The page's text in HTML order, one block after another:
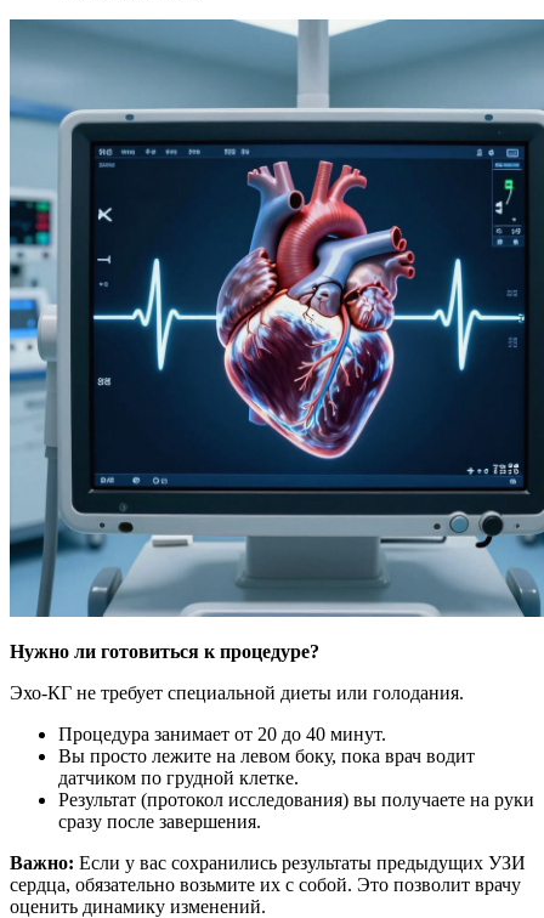
Нужно ли готовиться к процедуре?
Эхо-КГ не требует специальной диеты или голодания.
Процедура занимает от 20 до 40 минут.
Вы просто лежите на левом боку, пока врач водит
датчиком по грудной клетке.
Результат (протокол исследования) вы получаете на руки
сразу после завершения.
Важно: Если у вас сохранились результаты предыдущих УЗИ
сердца, обязательно возьмите их с собой. Это позволит врачу
оценить динамику изменений.